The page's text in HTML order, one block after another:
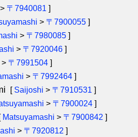
> 〒7940081 ]
> 〒7900055 ]
> 〒7980085 ]
> 〒7920046 ]
> 〒7991504 ]
> 〒7992464 ]
[ Saijoshi > 〒7910531 ]
> 〒7900024 ]
[ Matsuyamashi > 〒7900842 ]
> 〒7920812 ]